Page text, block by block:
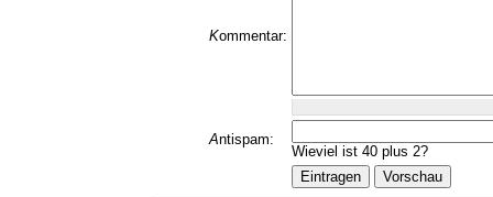
Kommentar:
Antispam:
Wieviel ist 40 plus 2?